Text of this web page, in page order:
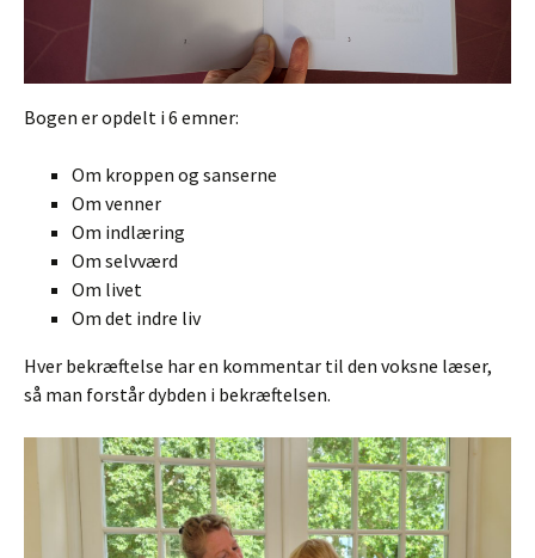
Bogen er opdelt i 6 emner:
Om kroppen og sanserne
Om venner
Om indlæring
Om selvværd
Om livet
Om det indre liv
Hver bekræftelse har en kommentar til den voksne læser,
så man forstår dybden i bekræftelsen.